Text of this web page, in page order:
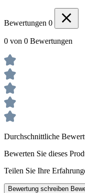
Bewertungen 0
0 von 0 Bewertungen
Durchschnittliche
Bewerten Sie dieses
Teilen Sie Ihre
Bewertung schreiben